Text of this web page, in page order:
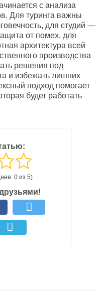
с анализа
Для туринга важны
для студий —
от помех, для
архитектура всей
производства
решения под
и избежать лишних
подход помогает
будет работать
0 из 5)